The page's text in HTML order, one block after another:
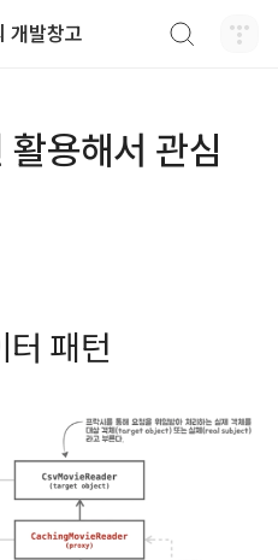
개발창고
용해서 관심
터 패턴